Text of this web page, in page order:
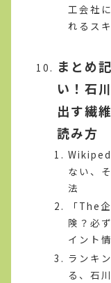
工会社
れるス
まとめ
い！石
出す繊
読み方
ない、
法
「The
険？必
イント
ランキ
る、石